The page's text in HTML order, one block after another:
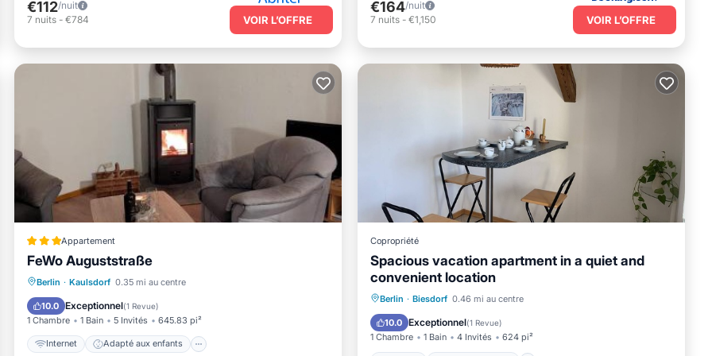
€112/nuit
7 nuits - €784 VOIR L’OFFRE
€164/nuit
7 nuits - €1,150 VOIR L’OFFRE
Appartement
FeWo Auguststraße
Berlin · Kaulsdorf 0.35 mi au centre
10.0 Exceptionnel(1 Revue)
1 Chambre 1 Bain 5 Invités 645.83 pi²
Internet Adapté aux enfants
Internet
Adapté aux enfants
Sports/Activités
Copropriété
Spacious vacation apartment in a quiet and
convenient location
Berlin · Biesdorf 0.46 mi au centre
10.0 Exceptionnel(1 Revue)
1 Chambre 1 Bain 4 Invités 624 pi²
Parking Balcon/Terrasse
Internet